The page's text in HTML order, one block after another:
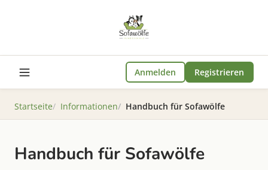
Anmelden Registrieren
Startseite Informationen Handbuch für Sofawölfe
Handbuch für Sofawölfe